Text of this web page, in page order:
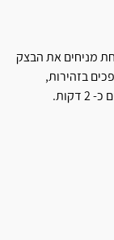
מניחים את הבצק
מכן הופכים בזהירות,